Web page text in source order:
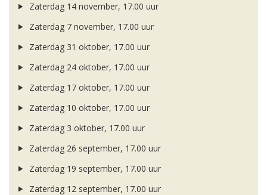
Zaterdag 14 november, 17.00 uur
Zaterdag 7 november, 17.00 uur
Zaterdag 31 oktober, 17.00 uur
Zaterdag 24 oktober, 17.00 uur
Zaterdag 17 oktober, 17.00 uur
Zaterdag 10 oktober, 17.00 uur
Zaterdag 3 oktober, 17.00 uur
Zaterdag 26 september, 17.00 uur
Zaterdag 19 september, 17.00 uur
Zaterdag 12 september, 17.00 uur